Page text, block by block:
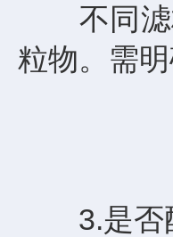
不同滤材
粒物。需
3.是否配